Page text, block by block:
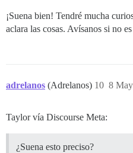
¡Suena bien! Tendré mucha
aclara las cosas. Avísanos si no
adrelanos (Adrelanos) 8
10
Taylor vía Discourse Meta:
¿Suena esto preciso?